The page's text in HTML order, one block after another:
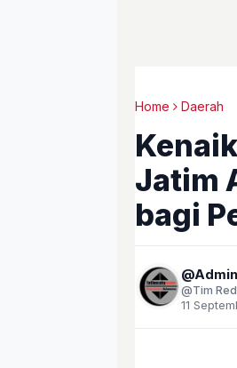
Home Daerah
Jatim
bagi
Tim
11